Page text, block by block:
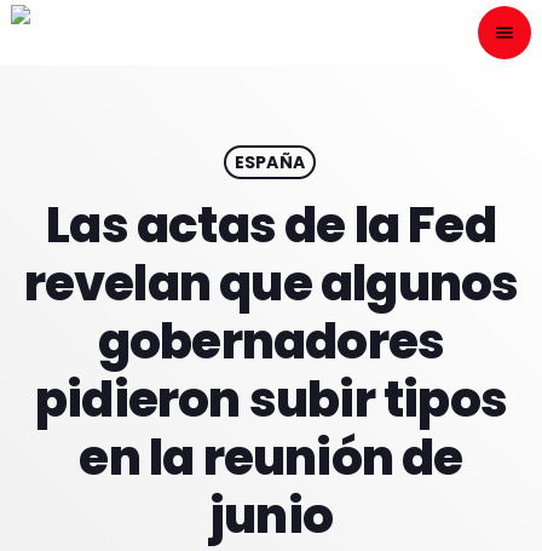
menu
play_arrow
HOME
PROGRAMACION
NUESTRAS FRECUENCIAS
ESPAÑA
Las actas de la Fed
revelan que algunos
gobernadores
pidieron subir tipos
en la reunión de
junio